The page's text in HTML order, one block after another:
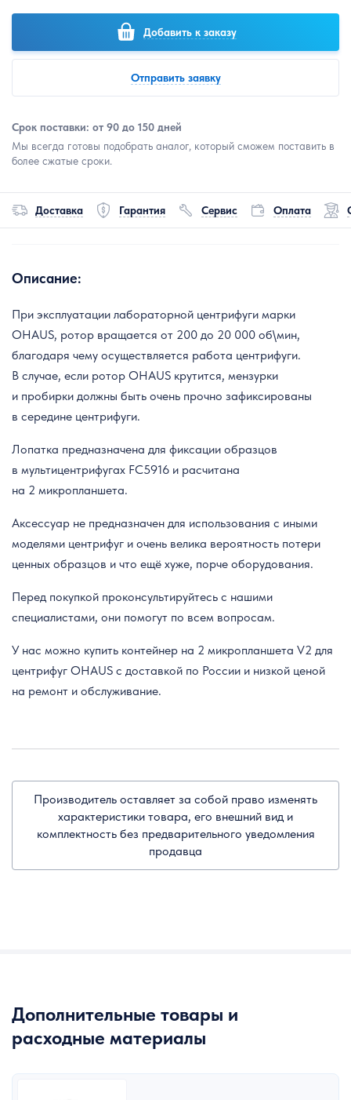
Добавить к заказу
Отправить заявку
Срок поставки: от 90 до 150 дней
Мы всегда готовы подобрать аналог, который сможем поставить в
более сжатые сроки.
Доставка Гарантия Сервис Оплата
Описание:
При эксплуатации лабораторной центрифуги марки
OHAUS, ротор вращается от 200 до 20 000 об\мин,
благодаря чему осуществляется работа центрифуги.
В случае, если ротор OHAUS крутится, мензурки
и пробирки должны быть очень прочно зафиксированы
в середине центрифуги.
Лопатка предназначена для фиксации образцов
в мультицентрифугах FC5916 и расчитана
на 2 микропланшета.
Аксессуар не предназначен для использования с иными
моделями центрифуг и очень велика вероятность потери
ценных образцов и что ещё хуже, порче оборудования.
Перед покупкой проконсультируйтесь с нашими
специалистами, они помогут по всем вопросам.
У нас можно купить контейнер на 2 микропланшета V2 для
центрифуг OHAUS с доставкой по России и низкой ценой
на ремонт и обслуживание.
Производитель оставляет за собой право изменять
характеристики товара, его внешний вид и
комплектность без предварительного уведомления
продавца
Дополнительные товары и
расходные материалы